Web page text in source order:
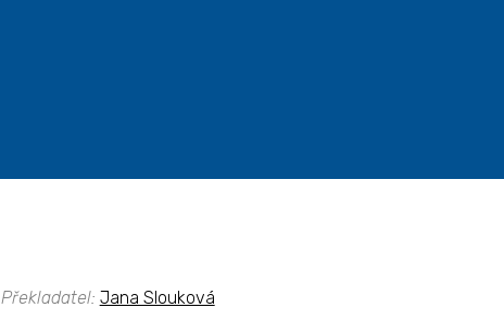
Překladatel: Jana Slouková